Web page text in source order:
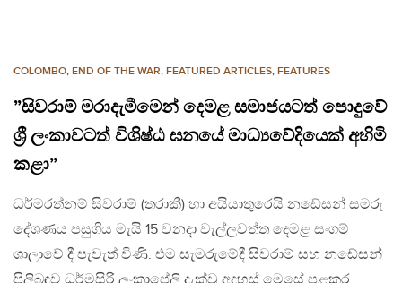
COLOMBO, END OF THE WAR, FEATURED ARTICLES, FEATURES
”සිවරාම් මරාදැමීමෙන් දෙමළ සමාජයටත් පොදුවේ
ශ්‍රී ලංකාවටත් විශිෂ්ඨ ඝනයේ මාධ්‍යවේදියෙක් අහිමි
කළා”
ධර්මරත්නම් සිවරාම් (තරාකී) හා අයියාතුරෙයි නඩේසන් සමරු
දේශණය පසුගිය මැයි 15 වනදා වැල්ලවත්ත දෙමළ සංගම්
ශාලාවේ දී පැවැත් විණි. එම සැමරුමේදී සිවරාම් සහ නඩේසන්